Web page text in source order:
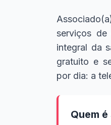
serviços de
integral da
gratuito e
por dia: a
Quem